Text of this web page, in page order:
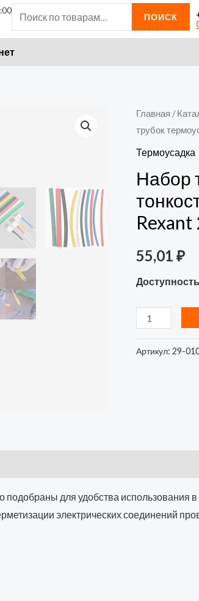
Искать: ПОИСК
Главная /
трубок
Термоусадка
Набор
55,01 ₽
Количество
товара
Набор
тонкостен.
№1
разноцвет.
29-
0101
Артикул: 29-
для удобства использования
электрических соединений